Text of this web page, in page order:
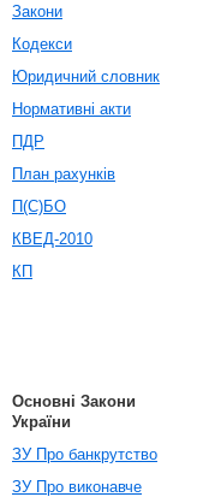
Закони
Кодекси
Юридичний словник
Нормативні акти
ПДР
План рахунків
П(С)БО
КВЕД-2010
КП
Основні Закони
України
ЗУ Про банкрутство
ЗУ Про виконавче